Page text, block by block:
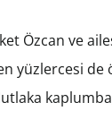
Özcan ve
yüzlercesi